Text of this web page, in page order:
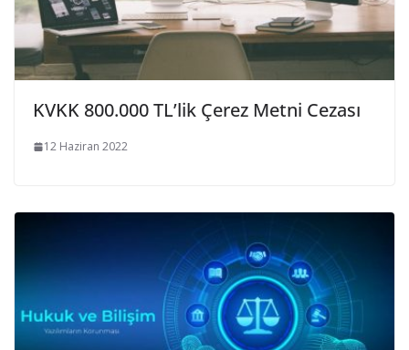
KVKK 800.000 TL’lik Çerez Metni Cezası
12 Haziran 2022